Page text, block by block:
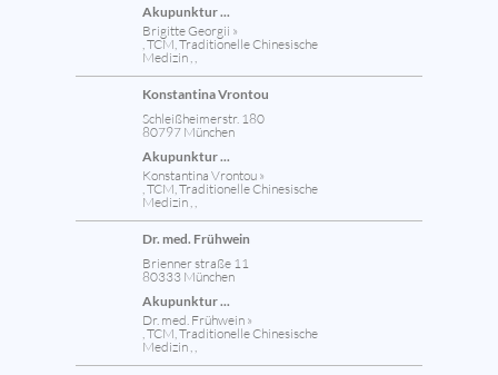
Akupunktur ...
Brigitte Georgii »
, TCM, Traditionelle Chinesische
Medizin , ,
Konstantina Vrontou
Schleißheimerstr. 180
80797 München
Akupunktur ...
Konstantina Vrontou »
, TCM, Traditionelle Chinesische
Medizin , ,
Dr. med. Frühwein
Brienner straße 11
80333 München
Akupunktur ...
Dr. med. Frühwein »
, TCM, Traditionelle Chinesische
Medizin , ,